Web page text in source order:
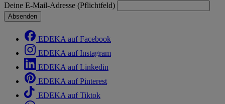
Deine E-Mail-Adresse (Pflichtfeld)
Absenden
EDEKA auf Facebook
EDEKA auf Instagram
EDEKA auf Linkedin
EDEKA auf Pinterest
EDEKA auf Tiktok